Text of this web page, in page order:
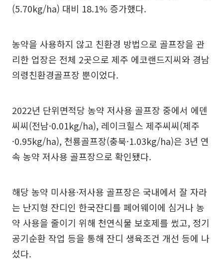
(5.70kg/ha) 대비 18.1% 증가했다.
농약을 사용하지 않고 친환경 방법으로 골프장을 관
리한 업장은 전체 2곳으로 제주 에코랜드지씨와 경남
의령친환경골프장 뿐이었다.
2022년 단위면적당 농약 저사용 골프장 중에서 에덴
씨씨(전남·0.01kg/ha), 레이크힐스 제주씨씨(제주
·0.95kg/ha), 천룡골프장(충북·1.03kg/ha)은 3년 연
속 농약 저사용 골프장으로 확인됐다.
해당 농약 미사용·저사용 골프장은 국내에서 잘 자라
는 난지형 잔디인 한국잔디를 페어웨이에 심거나 농
약 사용을 줄이기 위해 천연식물 보호제를 썼고, 정기
공기순환 작업 등을 통해 잔디 생육조건 개선 등에 나
섰다.